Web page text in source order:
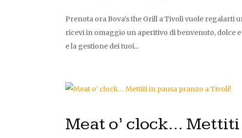
Prenota ora Bova’s the Grill a Tivoli vuole regalarti
ricevi in omaggio un aperitivo di benvenuto, dolce
e la gestione dei tuoi...
Meat o’ clock…